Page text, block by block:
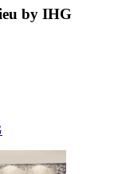
by IHG